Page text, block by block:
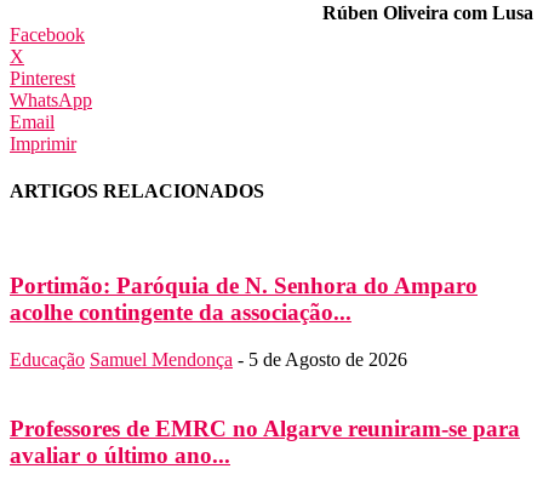
Rúben Oliveira com Lusa
Facebook
X
Pinterest
WhatsApp
Email
Imprimir
ARTIGOS RELACIONADOS
Portimão: Paróquia de N. Senhora do Amparo
acolhe contingente da associação...
Educação Samuel Mendonça - 5 de Agosto de 2026
Professores de EMRC no Algarve reuniram-se para
avaliar o último ano...